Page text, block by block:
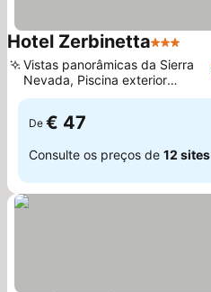
Hotel Zerbinetta3 Estrelas
Vistas panorâmicas da Sierra
Nevada, Piscina exterior
sazonal
De € 47
Consulte os preços de 12 sites